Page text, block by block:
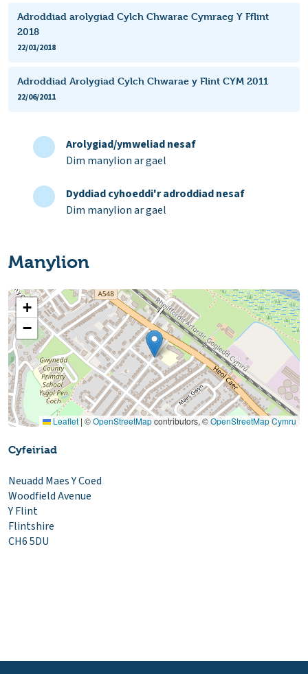
Adroddiad arolygiad Cylch Chwarae Cymraeg Y Fflint
2018
22/01/2018
Adroddiad Arolygiad Cylch Chwarae y Flint CYM 2011
22/06/2011
Arolygiad/ymweliad nesaf
Dim manylion ar gael
Dyddiad cyhoeddi'r adroddiad nesaf
Dim manylion ar gael
Manylion
+
−
Leaflet | ©OpenStreetMapcontributors, ©OpenStreetMap Cymru
Cyfeiriad
Neuadd Maes Y Coed
Woodfield Avenue
Y Flint
Flintshire
CH6 5DU